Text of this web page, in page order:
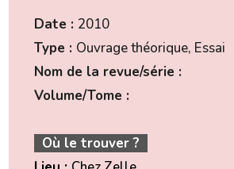
Date : 2010
Type : Ouvrage théorique, Essai
Nom de la revue/série :
Volume/Tome :
Où le trouver ?